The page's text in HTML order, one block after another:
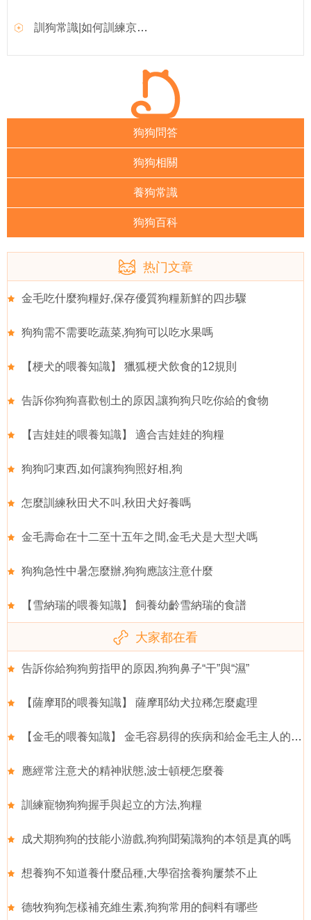
訓狗常識|如何訓練京巴狗狗？
狗狗問答
狗狗相關
養狗常識
狗狗百科
热门文章
金毛吃什麼狗糧好,保存優質狗糧新鮮的四步驟
狗狗需不需要吃蔬菜,狗狗可以吃水果嗎
【梗犬的喂養知識】 獵狐梗犬飲食的12規則
告訴你狗狗喜歡刨土的原因,讓狗狗只吃你給的食物
【吉娃娃的喂養知識】 適合吉娃娃的狗糧
狗狗叼東西,如何讓狗狗照好相,狗
怎麼訓練秋田犬不叫,秋田犬好養嗎
金毛壽命在十二至十五年之間,金毛犬是大型犬嗎
狗狗急性中暑怎麼辦,狗狗應該注意什麼
【雪納瑞的喂養知識】 飼養幼齡雪納瑞的食譜
大家都在看
告訴你給狗狗剪指甲的原因,狗狗鼻子“干”與“濕”
【薩摩耶的喂養知識】 薩摩耶幼犬拉稀怎麼處理
【金毛的喂養知識】 金毛容易得的疾病和給金毛主人的建議
應經常注意犬的精神狀態,波士頓梗怎麼養
訓練寵物狗狗握手與起立的方法,狗糧
成犬期狗狗的技能小游戲,狗狗聞菊識狗的本領是真的嗎
想養狗不知道養什麼品種,大學宿捨養狗屢禁不止
德牧狗狗怎樣補充維生素,狗狗常用的飼料有哪些